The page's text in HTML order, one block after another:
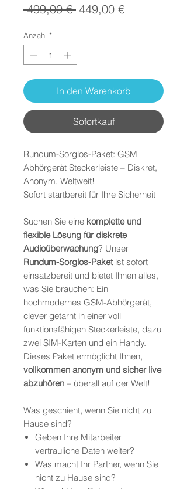
499,00 € Standardpreis
449,00 €Sale-
Anzahl *
In den Warenkorb
Sofortkauf
Rundum-Sorglos-Paket: GSM
Abhörgerät Steckerleiste – Diskret,
Anonym, Weltweit!
Sofort startbereit für Ihre Sicherheit
Suchen Sie eine komplette und
flexible Lösung für diskrete
Audioüberwachung? Unser
Rundum-Sorglos-Paketist sofort
einsatzbereit und bietet Ihnen alles,
was Sie brauchen: Ein
hochmodernes GSM-Abhörgerät,
clever getarnt in einer voll
funktionsfähigen Steckerleiste, dazu
zwei SIM-Karten und ein Handy.
Dieses Paket ermöglicht Ihnen,
vollkommen anonym und sicher live
abzuhören – überall auf der Welt!
Was geschieht, wenn Sie nicht zu
Hause sind?
Geben Ihre Mitarbeiter
vertrauliche Daten weiter?
Was macht Ihr Partner, wenn Sie
nicht zu Hause sind?